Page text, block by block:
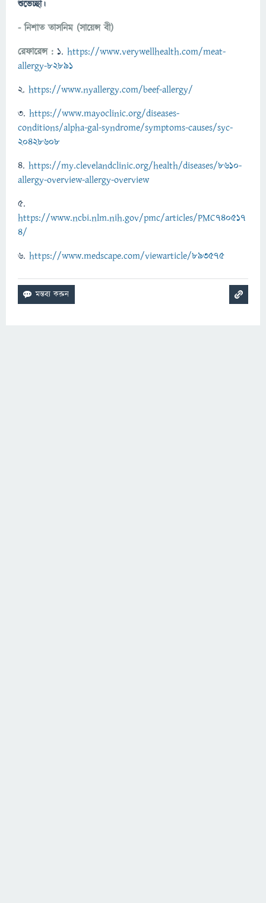
শুভেচ্ছা।
- নিশাত তাসনিম (সায়েন্স বী)
রেফারেন্স : ১. https://www.verywellhealth.com/meat-
allergy-82891
২. https://www.nyallergy.com/beef-allergy/
৩. https://www.mayoclinic.org/diseases-
conditions/alpha-gal-syndrome/symptoms-causes/syc-
20428608
৪. https://my.clevelandclinic.org/health/diseases/8610-
allergy-overview-allergy-overview
৫.
https://www.ncbi.nlm.nih.gov/pmc/articles/PMC740517
4/
৬. https://www.medscape.com/viewarticle/893575